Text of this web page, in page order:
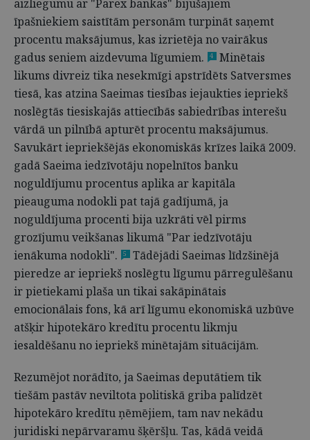
aizliegumu ar "Parex bankas" bijušajiem
īpašniekiem saistītām personām turpināt saņemt
procentu maksājumus, kas izrietēja no vairākus
gadus seniem aizdevuma līgumiem.
4
Minētais
likums divreiz tika nesekmīgi apstrīdēts Satversmes
tiesā, kas atzina Saeimas tiesības iejaukties iepriekš
noslēgtās tiesiskajās attiecībās sabiedrības interešu
vārdā un pilnībā apturēt procentu maksājumus.
Savukārt iepriekšējās ekonomiskās krīzes laikā 2009.
gadā Saeima iedzīvotāju nopelnītos banku
noguldījumu procentus aplika ar kapitāla
pieauguma nodokli pat tajā gadījumā, ja
noguldījuma procenti bija uzkrāti vēl pirms
grozījumu veikšanas likumā "Par iedzīvotāju
ienākuma nodokli".
5
Tādējādi Saeimas līdzšinējā
pieredze ar iepriekš noslēgtu līgumu pārregulēšanu
ir pietiekami plaša un tikai sakāpinātais
emocionālais fons, kā arī līgumu ekonomiskā uzbūve
atšķir hipotekāro kredītu procentu likmju
iesaldēšanu no iepriekš minētajām situācijām.
Rezumējot norādīto, ja Saeimas deputātiem tik
tiešām pastāv neviltota politiskā griba palīdzēt
hipotekāro kredītu ņēmējiem, tam nav nekādu
juridiski nepārvaramu šķēršļu. Tas, kādā veidā